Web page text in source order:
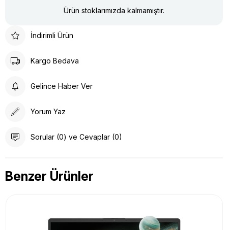
Ürün stoklarımızda kalmamıştır.
İndirimli Ürün
Kargo Bedava
Gelince Haber Ver
Yorum Yaz
Sorular (0) ve Cevaplar (0)
Benzer Ürünler